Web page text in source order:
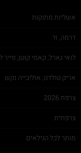
אשליות מתוקות
דרמה, זר
לואי גארל, קאמי קוטן, פייר
אריק טולדנו, אוליבייה נקש
צרפת 2026
צרפתית
מותר לכל הגילאים